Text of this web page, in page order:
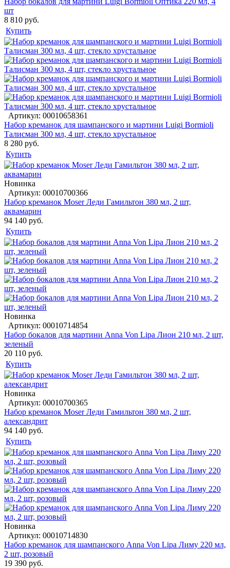
шт
8 810 руб.
Купить
Артикул: 00010658361
Набор креманок для шампанского и мартини Luigi Bormioli
Талисман 300 мл, 4 шт, стекло хрустальное
8 280 руб.
Купить
Новинка
Артикул: 00010700366
Набор креманок Moser Леди Гамильтон 380 мл, 2 шт,
аквамарин
94 140 руб.
Купить
Новинка
Артикул: 00010714854
Набор бокалов для мартини Anna Von Lipa Лион 210 мл, 2 шт,
зеленый
20 110 руб.
Купить
Новинка
Артикул: 00010700365
Набор креманок Moser Леди Гамильтон 380 мл, 2 шт,
александрит
94 140 руб.
Купить
Новинка
Артикул: 00010714830
Набор креманок для шампанского Anna Von Lipa Лиму 220 мл,
2 шт, розовый
19 390 руб.